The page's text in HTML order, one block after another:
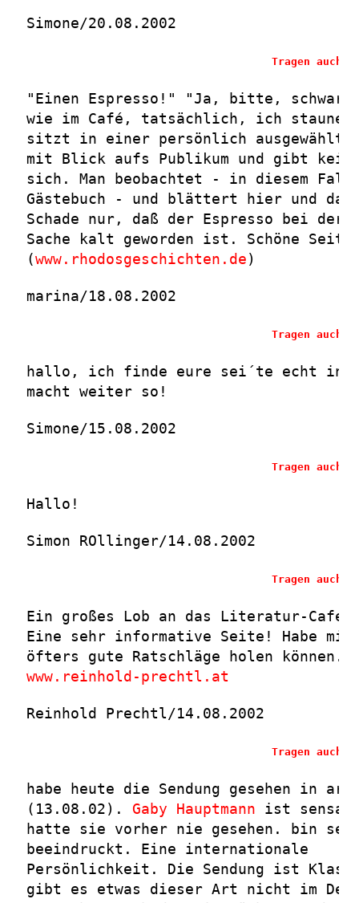
Simone/20.08.2002
Tragen auch
"Einen Espresso!" "Ja, bitte,
wie im Café, tatsächlich, ich staune.
sitzt in einer persönlich
mit Blick aufs Publikum und gibt kein
sich. Man beobachtet - in diesem Fall
Gästebuch - und blättert hier und da
Schade nur, daß der Espresso bei der
Sache kalt geworden ist. Schöne
(www.rhodosgeschichten.de)
marina/18.08.2002
Tragen auch
hallo, ich finde eure sei´te echt
macht weiter so!
Simone/15.08.2002
Tragen auch
Hallo!
Simon ROllinger/14.08.2002
Tragen auch
Ein großes Lob an das Literatur-Cafe
Eine sehr informative Seite! Habe mir
öfters gute Ratschläge holen können.
www.reinhold-prechtl.at
Reinhold Prechtl/14.08.2002
Tragen auch
habe heute die Sendung gesehen in
(13.08.02). Gaby Hauptmann ist
hatte sie vorher nie gesehen. bin
beeindruckt. Eine internationale
Persönlichkeit. Die Sendung ist
gibt es etwas dieser Art nicht im